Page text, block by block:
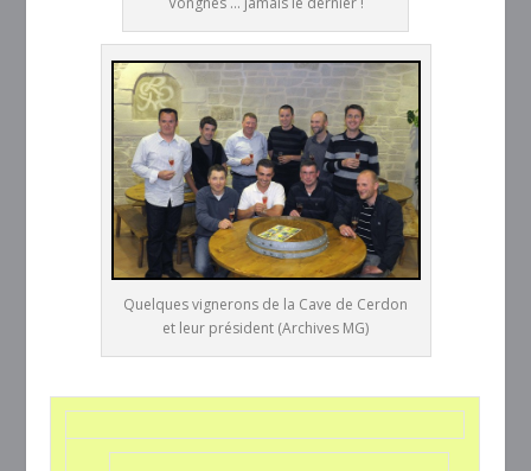
Quelques vignerons de la Cave de Cerdon
et leur président (Archives MG)